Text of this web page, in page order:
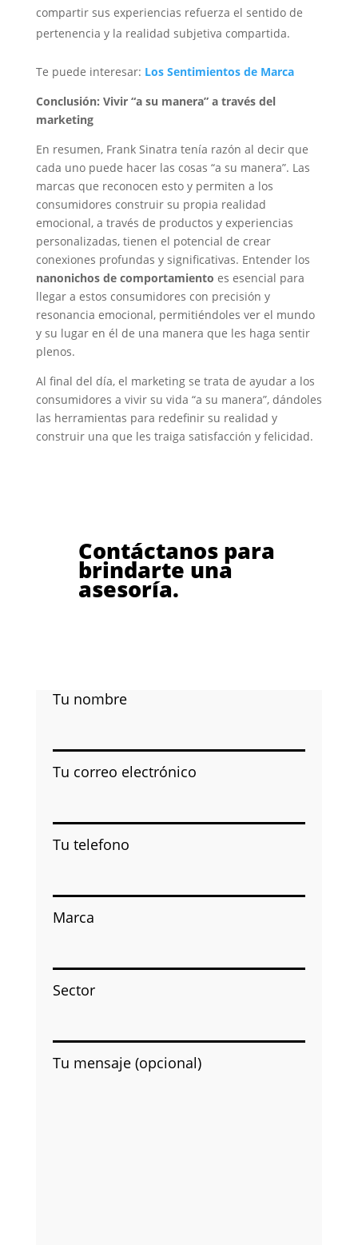
compartir sus experiencias refuerza el sentido de
pertenencia y la realidad subjetiva compartida.
Te puede interesar: Los Sentimientos de Marca
Conclusión: Vivir “a su manera” a través del
marketing
En resumen, Frank Sinatra tenía razón al decir que
cada uno puede hacer las cosas “a su manera”. Las
marcas que reconocen esto y permiten a los
consumidores construir su propia realidad
emocional, a través de productos y experiencias
personalizadas, tienen el potencial de crear
conexiones profundas y significativas. Entender los
nanonichos de comportamiento es esencial para
llegar a estos consumidores con precisión y
resonancia emocional, permitiéndoles ver el mundo
y su lugar en él de una manera que les haga sentir
plenos.
Al final del día, el marketing se trata de ayudar a los
consumidores a vivir su vida “a su manera”, dándoles
las herramientas para redefinir su realidad y
construir una que les traiga satisfacción y felicidad.
Contáctanos para
brindarte una
asesoría.
Tu nombre
Tu correo electrónico
Tu telefono
Marca
Sector
Tu mensaje (opcional)